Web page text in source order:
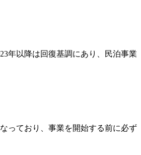
年以降は回復基調にあり、民泊事業
っており、事業を開始する前に必ず